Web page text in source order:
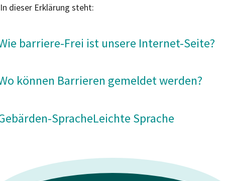
In dieser Erklärung steht:
barriere-Frei ist unsere Internet-Seite?
können Barrieren gemeldet werden?
SpracheLeichte Sprache